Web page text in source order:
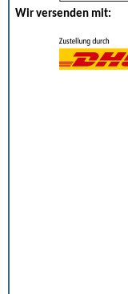
Wir versenden mit: